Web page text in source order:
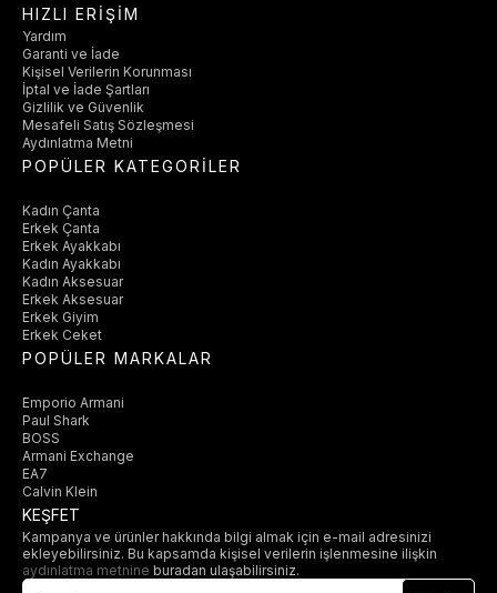
HIZLI ERİŞİM
Yardım
Garanti ve İade
Kişisel Verilerin Korunması
İptal ve İade Şartları
Gizlilik ve Güvenlik
Mesafeli Satış Sözleşmesi
Aydınlatma Metni
POPÜLER KATEGORİLER
Kadın Çanta
Erkek Çanta
Erkek Ayakkabı
Kadın Ayakkabı
Kadın Aksesuar
Erkek Aksesuar
Erkek Giyim
Erkek Ceket
POPÜLER MARKALAR
Emporio Armani
Paul Shark
BOSS
Armani Exchange
EA7
Calvin Klein
KEŞFET
Kampanya ve ürünler hakkında bilgi almak için e-mail adresinizi
ekleyebilirsiniz. Bu kapsamda kişisel verilerin işlenmesine ilişkin
aydınlatma metnine buradan ulaşabilirsiniz.